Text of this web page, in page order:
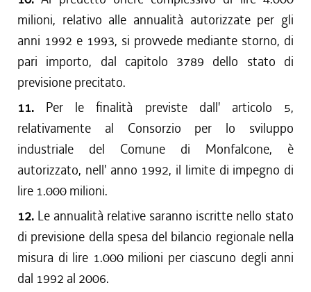
milioni, relativo alle annualità autorizzate per gli
anni 1992 e 1993, si provvede mediante storno, di
pari importo, dal capitolo 3789 dello stato di
previsione precitato.
11. Per le finalità previste dall' articolo 5,
relativamente al Consorzio per lo sviluppo
industriale del Comune di Monfalcone, è
autorizzato, nell' anno 1992, il limite di impegno di
lire 1.000 milioni.
12. Le annualità relative saranno iscritte nello stato
di previsione della spesa del bilancio regionale nella
misura di lire 1.000 milioni per ciascuno degli anni
dal 1992 al 2006.